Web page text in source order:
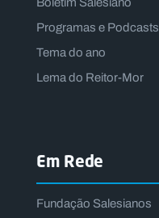
Programas e Podcasts
Tema do ano
Lema do Reitor-Mor
Em Rede
Fundação Salesianos